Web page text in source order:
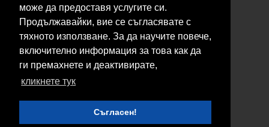
може да предоставя услугите си.
Продължавайки, вие се съгласявате с
тяхното използване. За да научите повече,
включително информация за това как да
ги премахнете и деактивирате,
кликнете тук
Съгласен!
Контакти
Нашите сервизи
Блог
© 2026 Fransizkup.bg всички права запазени
Изграждане и поддръжка от
Boby_fransizkup